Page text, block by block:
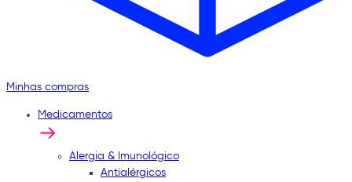
Minhas compras
Medicamentos
Alergia & Imunológico
Antialérgicos